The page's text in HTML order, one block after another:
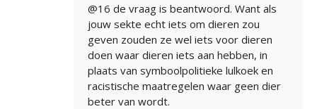
@16 de vraag is beantwoord. Want als
jouw sekte echt iets om dieren zou
geven zouden ze wel iets voor dieren
doen waar dieren iets aan hebben, in
plaats van symboolpolitieke lulkoek en
racistische maatregelen waar geen dier
beter van wordt.